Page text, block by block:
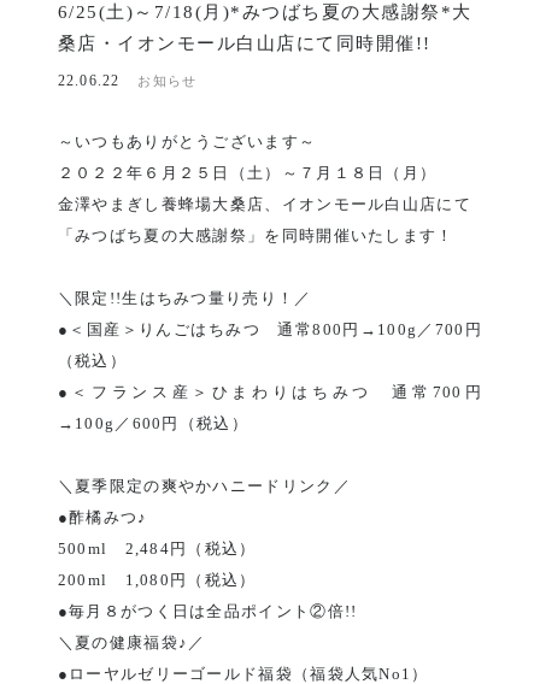
6/25(土)～7/18(月)*みつばち夏の大感謝祭*大
桑店・イオンモール白山店にて同時開催!!
22.06.22 お知らせ
～いつもありがとうございます～
２０２２年６月２５日（土）～７月１８日（月）
金澤やまぎし養蜂場大桑店、イオンモール白山店にて
「みつばち夏の大感謝祭」を同時開催いたします！
＼限定!!生はちみつ量り売り！／
●＜国産＞りんごはちみつ 通常800円→100g／700円
（税込）
●＜フランス産＞ひまわりはちみつ 通常700円
→100g／600円（税込）
＼夏季限定の爽やかハニードリンク／
●酢橘みつ♪
500ml 2,484円（税込）
200ml 1,080円（税込）
●毎月８がつく日は全品ポイント②倍!!
＼夏の健康福袋♪／
●ローヤルゼリーゴールド福袋（福袋人気No1）